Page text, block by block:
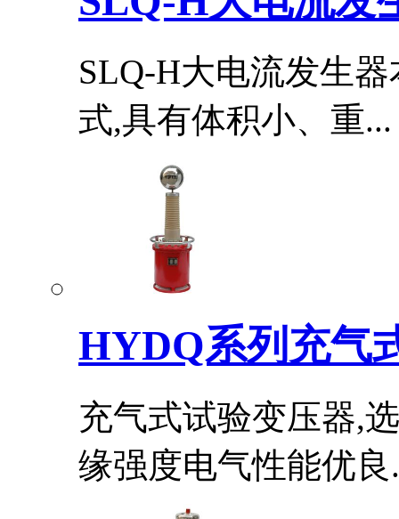
SLQ-H大电流发生
式,具有体积小、重...
HYDQ系列充气
充气式试验变压器,
缘强度电气性能优良